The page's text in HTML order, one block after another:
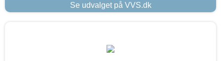
Se udvalget på VVS.dk